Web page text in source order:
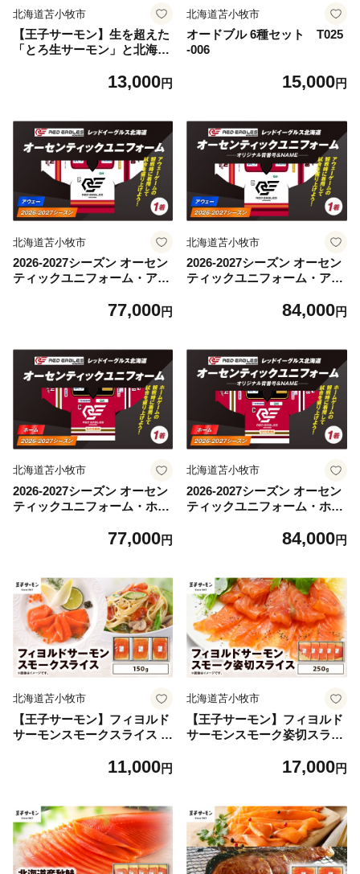
北海道苫小牧市
【王子サーモン】生を超えた
「とろ生サーモン」と北海道
計580g T041-00113,000円
北海道苫小牧市
オードブル 6種セット T025
-006
15,000円
北海道苫小牧市
2026-2027シーズン オーセン
ティックユニフォーム・アウ
77,000円
北海道苫小牧市
2026-2027シーズン オーセン
ティックユニフォーム・アウ
84,000円
北海道苫小牧市
2026-2027シーズン オーセン
ティックユニフォーム・ホー
77,000円
北海道苫小牧市
2026-2027シーズン オーセン
ティックユニフォーム・ホー
84,000円
北海道苫小牧市
【王子サーモン】フィヨルド
サーモンスモークスライス 1
11,000円
北海道苫小牧市
【王子サーモン】フィヨルド
サーモンスモーク姿切スライ
17,000円